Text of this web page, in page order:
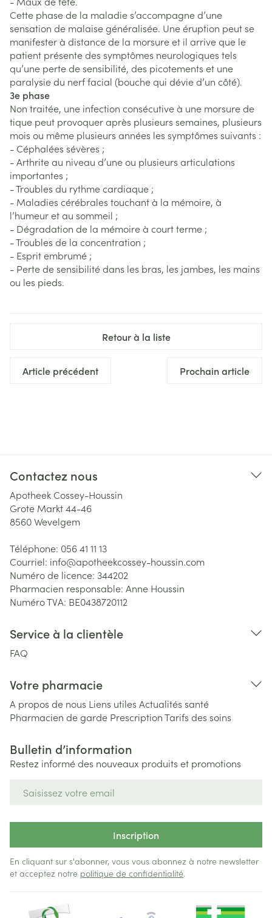
Cette phase de la maladie s’accompagne d’une
sensation de malaise généralisée. Une éruption peut se
manifester à distance de la morsure et il arrive que le
patient présente des symptômes neurologiques tels
qu’une perte de sensibilité, des picotements et une
paralysie du nerf facial (bouche qui dévie d’un côté).
3e phase
Non traitée, une infection consécutive à une morsure de
tique peut provoquer après plusieurs semaines, plusieurs
mois ou même plusieurs années les symptômes suivants :
- Céphalées sévères ;
- Arthrite au niveau d’une ou plusieurs articulations
importantes ;
- Troubles du rythme cardiaque ;
- Maladies cérébrales touchant à la mémoire, à
l’humeur et au sommeil ;
- Dégradation de la mémoire à court terme ;
- Troubles de la concentration ;
- Esprit embrumé ;
- Perte de sensibilité dans les bras, les jambes, les mains
ou les pieds.
Retour à la liste
Article précédent Prochain article
Contactez nous
Apotheek Cossey-Houssin
Grote Markt 44-46
8560Wevelgem
Téléphone: 056 41 11 13
Courriel: info@apotheekcossey-houssin.com
Numéro de licence: 344202
Pharmacien responsable: Anne Houssin
Numéro TVA: BE0438720112
Service à la clientèle
FAQ
Votre pharmacie
A propos de nous Liens utiles Actualités santé
Pharmacien de garde PrescriptionTarifs des soins
Bulletin d’information
Restez informé des nouveaux produits et promotions
Inscription
En cliquant sur s'abonner, vous vous abonnez à notre newsletter
et acceptez notre politique de confidentialité.